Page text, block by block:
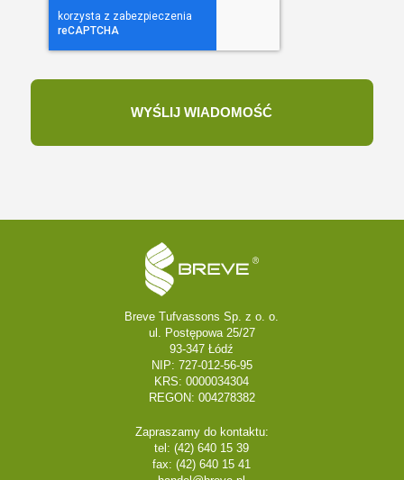
Breve Tufvassons Sp. z o. o.
ul. Postępowa 25/27
93-347 Łódź
NIP: 727-012-56-95
KRS: 0000034304
REGON: 004278382
Zapraszamy do kontaktu:
tel: (42) 640 15 39
fax: (42) 640 15 41